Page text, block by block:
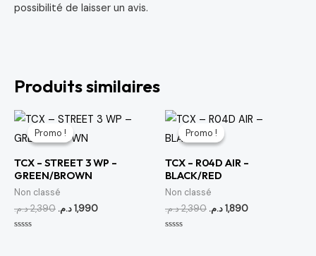
possibilité de laisser un avis.
Produits similaires
Promo !
Promo !
TCX – STREET 3 WP –
GREEN/BROWN
Non classé
2,390د.م.
Le
prix
initial
2,390 د.م..
1,990د.م.
Le
Promo !
Promo !
TCX – R04D AIR –
BLACK/RED
Non classé
2,390د.م.
Le
prix
initial
2,390 د.م..
1,890د.م.
Le